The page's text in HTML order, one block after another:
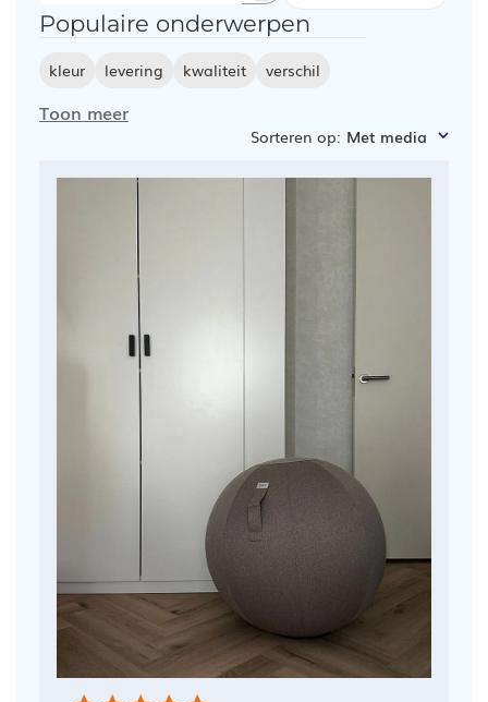
zoeken
Populaire onderwerpen
kleur levering kwaliteit verschil
Toon meer
Sorteren op: Met media